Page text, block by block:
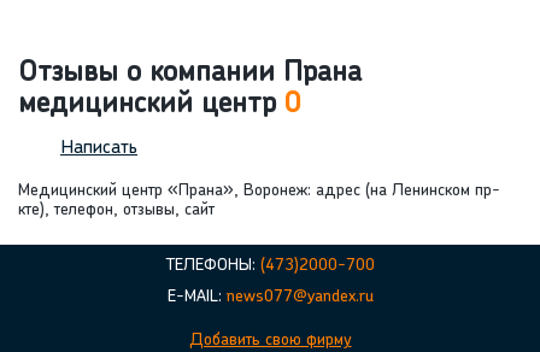
Отзывы о компании Прана
медицинский центр 0
Написать
Медицинский центр «Прана», Воронеж: адрес (на Ленинском пр-
кте), телефон, отзывы, сайт
ТЕЛЕФОНЫ: (473)2000-700
E-MAIL: news077@yandex.ru
Добавить свою фирму